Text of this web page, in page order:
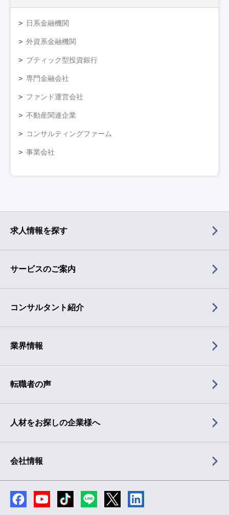
日系金融機関
外資系金融機関
ブティック型投資銀行
専門金融会社
ファンド運営会社
不動産関連企業
コンサルティングファーム
事業会社
求人情報を探す
サービスのご案内
コンサルタント紹介
業界情報
転職者の声
人材をお探しの企業様へ
会社情報